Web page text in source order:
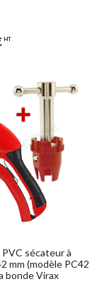
HT
sécateur à
mm (modèle PC42
bonde Virax